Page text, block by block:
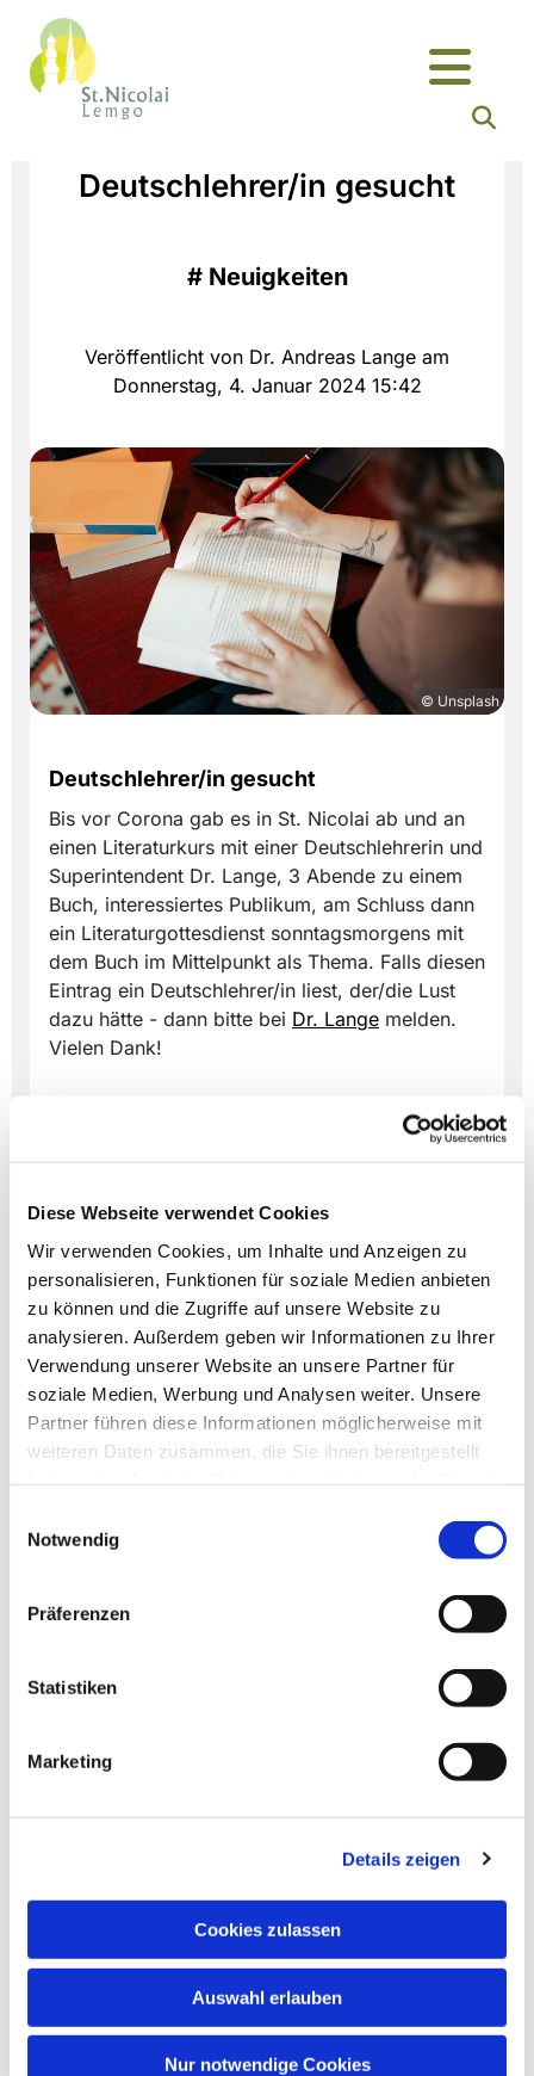
Diese Webseite verwendet Cookies
Wir verwenden Cookies, um Inhalte und Anzeigen zu
personalisieren, Funktionen für soziale Medien anbieten
zu können und die Zugriffe auf unsere Website zu
analysieren. Außerdem geben wir Informationen zu Ihrer
Verwendung unserer Website an unsere Partner für
soziale Medien, Werbung und Analysen weiter. Unsere
Partner führen diese Informationen möglicherweise mit
weiteren Daten zusammen, die Sie ihnen bereitgestellt
Notwendig
Präferenzen
Statistiken
Marketing
Details zeigen
Cookies zulassen
Auswahl erlauben
Nur notwendige Cookies
​Deutschlehrer/in gesucht
# Neuigkeiten
Veröffentlicht von Dr. Andreas Lange am
Donnerstag, 4. Januar 2024 15:42
© Unsplash
​Deutschlehrer/in gesucht
Bis vor Corona gab es in St. Nicolai ab und an
einen Literaturkurs mit einer Deutschlehrerin und
Superintendent Dr. Lange, 3 Abende zu einem
Buch, interessiertes Publikum, am Schluss dann
ein Literaturgottesdienst sonntagsmorgens mit
dem Buch im Mittelpunkt als Thema. Falls diesen
Eintrag ein Deutschlehrer/in liest, der/die Lust
dazu hätte - dann bitte bei Dr. Lange melden.
Vielen Dank!
Dies könnte Sie auch
interessieren